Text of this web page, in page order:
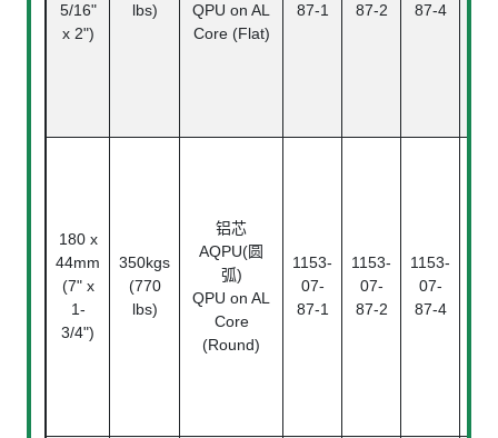
5/16"
x 2")
lbs)
QPU on AL
Core (Flat)
87-1
87-2
87-4
180 x
44mm
(7" x
1-
3/4")
350kgs
(770
lbs)
铝芯
AQPU(圆
弧)
QPU on AL
Core
(Round)
1153-
07-
87-1
1153-
07-
87-2
1153-
07-
87-4